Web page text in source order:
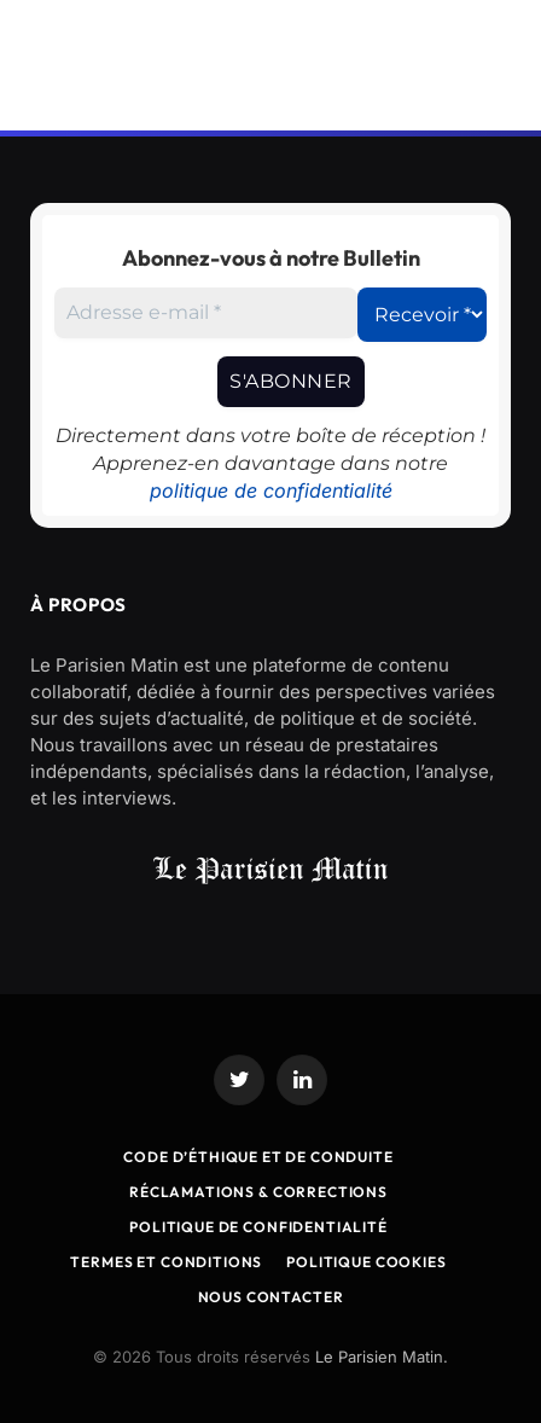
Abonnez-vous à notre Bulletin
Directement dans votre boîte de réception !
Apprenez-en davantage dans notre
politique de confidentialité
À PROPOS
Le Parisien Matin est une plateforme de contenu
collaboratif, dédiée à fournir des perspectives variées
sur des sujets d’actualité, de politique et de société.
Nous travaillons avec un réseau de prestataires
indépendants, spécialisés dans la rédaction, l’analyse,
et les interviews.
Twitter LinkedIn
CODE D’ÉTHIQUE ET DE CONDUITE
RÉCLAMATIONS & CORRECTIONS
POLITIQUE DE CONFIDENTIALITÉ
TERMES ET CONDITIONS
POLITIQUE COOKIES
NOUS CONTACTER
© 2026 Tous droits réservés Le Parisien Matin.